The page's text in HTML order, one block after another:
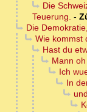
Die
Teuerung. -
Die
Wie kommst
Hast du
Mann
Ich
In